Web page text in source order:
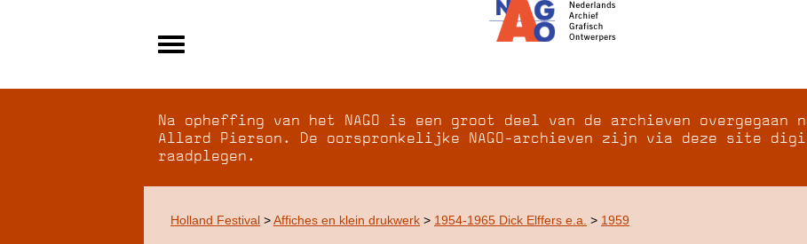
Over WCI
Inloggen
Na opheffing van het NAGO is een groot deel van de archieven overgegaan
Allard Pierson. De oorspronkelijke NAGO-archieven zijn via deze site
raadplegen.
Holland Festival >Affiches en klein drukwerk > 1954-1965 Dick Elffers e.a. > 1959